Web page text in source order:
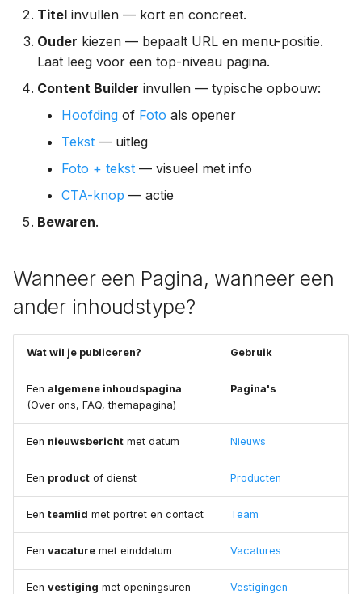
Titel invullen — kort en concreet.
Ouder kiezen — bepaalt URL en menu-positie.
Laat leeg voor een top-niveau pagina.
Content Builder invullen — typische opbouw:
Hoofding of Foto als opener
Tekst — uitleg
Foto + tekst — visueel met info
CTA-knop — actie
Bewaren.
Wanneer een Pagina, wanneer een
ander inhoudstype?
Wat wil je publiceren? Gebruik
Een algemene inhoudspagina
(Over ons, FAQ, themapagina)
Pagina's
Een nieuwsbericht met datum Nieuws
Een product of dienst Producten
Een teamlid met portret en contact Team
Een vacature met einddatum Vacatures
Een vestiging met openingsuren Vestigingen